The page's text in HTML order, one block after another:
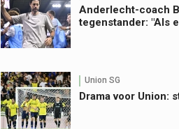
Anderlecht-coach
tegenstander: "Als
Union SG
Drama voor Union: